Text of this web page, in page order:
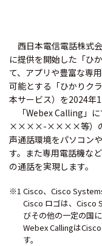
西日本電信電話株式
に提供を開始した「ひ
て、アプリや豊富な専
可能とする「ひかりク
本サービス）を2024年
「Webex Calling」に
××××-××××等）の発
声通話環境をパソコン
す。また専用電話機な
の通話を実現します。
※1 Cisco、Cisco
Cisco ロゴは、Cisco
びその他の一定の国
Webex Callingは
す。